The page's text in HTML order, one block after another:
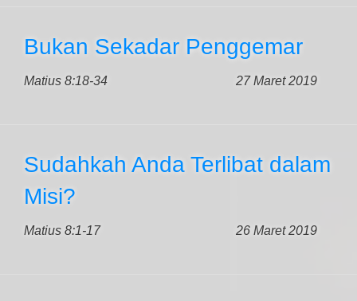
Bukan Sekadar Penggemar
Matius 8:18-34 27 Maret 2019
Sudahkah Anda Terlibat dalam
Misi?
Matius 8:1-17 26 Maret 2019